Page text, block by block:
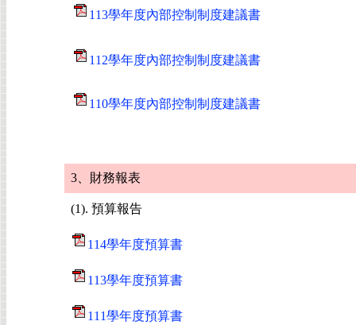
113學年度內部控制制度建議書
112學年度內部控制制度建議書
110學年度內部控制制度建議書
3、財務報表
(1). 預算報告
114學年度預算書
113學年度預算書
111學年度預算書